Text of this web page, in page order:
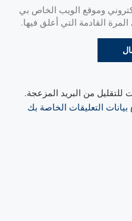
وموقع الويب الخاص بي
القادمة التي أعلق فيها.
من البريد المزعجة.
التعليقات الخاصة بك